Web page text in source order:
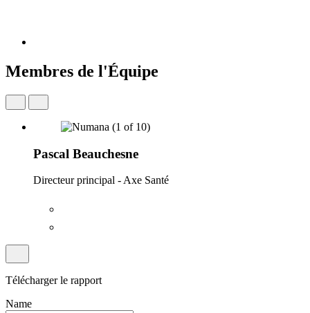
Membres de l'Équipe
Pascal Beauchesne
Directeur principal - Axe Santé
Télécharger le rapport
Name